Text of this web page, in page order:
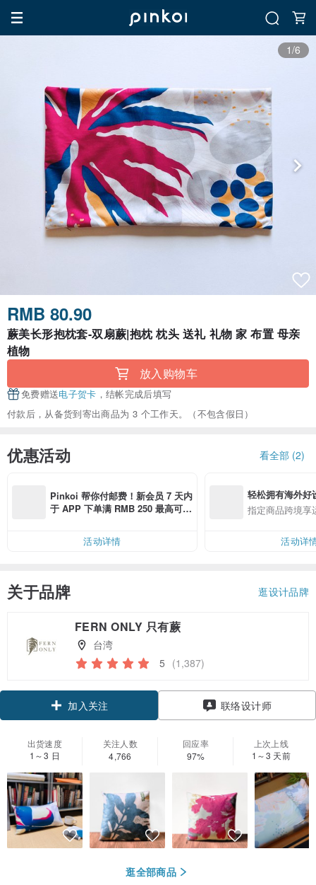
1/6
RMB 80.90
蕨美长形抱枕套-双扇蕨|抱枕 枕头 送礼 礼物 家 布置 母亲
植物
放入购物车
免费赠送电子贺卡 ，结帐完成后填写
付款后，从备货到寄出商品为 3 个工作天。（不包含假日）
优惠活动 看全部 (2)
Pinkoi 帮你付邮费！新会员 7 天内
于 APP 下单满 RMB 250 最高可折
活动详情
轻松拥有海外好
指定商品跨境享
活动详
关于品牌 逛设计品牌
FERN ONLY 只有蕨
台湾
5 (1,387)
加入关注 联络设计师
出货速度
1～3 日
关注人数
4,766
回应率
97%
上次上线
1～3 天前
逛全部商品